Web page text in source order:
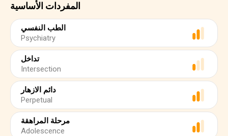
المفردات الأساسية
الطب النفسي
Psychiatry
تداخل
Intersection
دائم الازهار
Perpetual
مرحلة المراهقة
Adolescence